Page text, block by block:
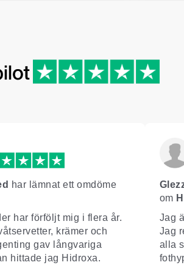
har lämnat ett omdöme
har förföljt mig i flera år.
krämer och
gav långvariga
hittade jag Hidroxa.
om
Jag
Jag
alla